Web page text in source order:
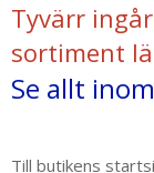
Tyvärr
sortiment
Se allt
Till butikens